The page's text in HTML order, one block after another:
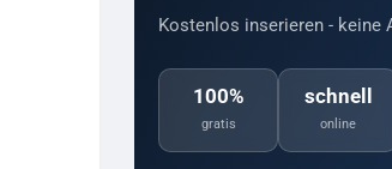
Kostenlos inserieren - keine
100%
gratis
schnell
online